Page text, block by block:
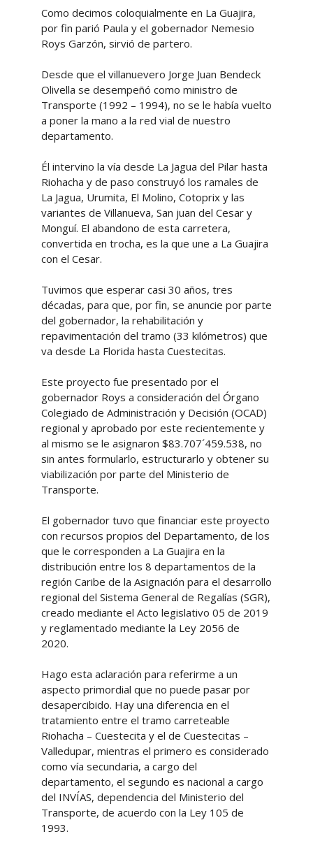
Como decimos coloquialmente en La Guajira,
por fin parió Paula y el gobernador Nemesio
Roys Garzón, sirvió de partero.
Desde que el villanuevero Jorge Juan Bendeck
Olivella se desempeñó como ministro de
Transporte (1992 – 1994), no se le había vuelto
a poner la mano a la red vial de nuestro
departamento.
Él intervino la vía desde La Jagua del Pilar hasta
Riohacha y de paso construyó los ramales de
La Jagua, Urumita, El Molino, Cotoprix y las
variantes de Villanueva, San juan del Cesar y
Monguí. El abandono de esta carretera,
convertida en trocha, es la que une a La Guajira
con el Cesar.
Tuvimos que esperar casi 30 años, tres
décadas, para que, por fin, se anuncie por parte
del gobernador, la rehabilitación y
repavimentación del tramo (33 kilómetros) que
va desde La Florida hasta Cuestecitas.
Este proyecto fue presentado por el
gobernador Roys a consideración del Órgano
Colegiado de Administración y Decisión (OCAD)
regional y aprobado por este recientemente y
al mismo se le asignaron $83.707´459.538, no
sin antes formularlo, estructurarlo y obtener su
viabilización por parte del Ministerio de
Transporte.
El gobernador tuvo que financiar este proyecto
con recursos propios del Departamento, de los
que le corresponden a La Guajira en la
distribución entre los 8 departamentos de la
región Caribe de la Asignación para el desarrollo
regional del Sistema General de Regalías (SGR),
creado mediante el Acto legislativo 05 de 2019
y reglamentado mediante la Ley 2056 de
2020.
Hago esta aclaración para referirme a un
aspecto primordial que no puede pasar por
desapercibido. Hay una diferencia en el
tratamiento entre el tramo carreteable
Riohacha – Cuestecita y el de Cuestecitas –
Valledupar, mientras el primero es considerado
como vía secundaria, a cargo del
departamento, el segundo es nacional a cargo
del INVÍAS, dependencia del Ministerio del
Transporte, de acuerdo con la Ley 105 de
1993.